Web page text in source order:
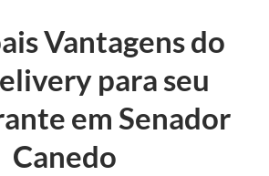
Vantagens do
para seu
em Senador
Canedo